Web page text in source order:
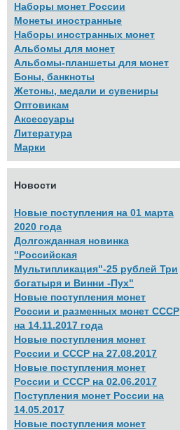
Наборы монет России
Монеты иностранные
Наборы иностранных монет
Альбомы для монет
Альбомы-планшеты для монет
Боны, банкноты
Жетоны, медали и сувениры
Оптовикам
Аксессуары
Литература
Марки
Новости
Новые поступления на 01 марта
2020 года
Долгожданная новинка
"Российская
Мультипликация"-25 рублей Три
богатыря и Винни -Пух"
Новые поступления монет
России и разменных монет СССР
на 14.11.2017 года
Новые поступления монет
России и СССР на 27.08.2017
Новые поступления монет
России и СССР на 02.06.2017
Поступления монет России на
14.05.2017
Новые поступления монет